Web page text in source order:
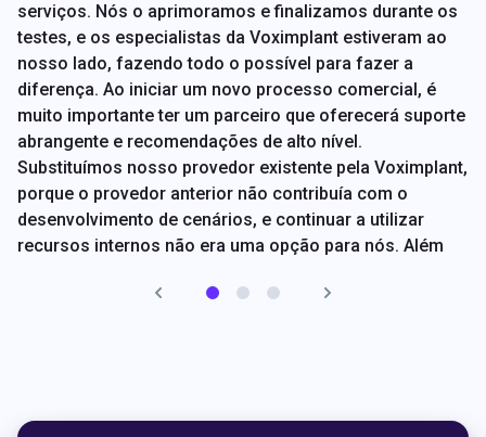
serviços. Nós o aprimoramos e finalizamos durante os
testes, e os especialistas da Voximplant estiveram ao
nosso lado, fazendo todo o possível para fazer a
diferença. Ao iniciar um novo processo comercial, é
muito importante ter um parceiro que oferecerá suporte
abrangente e recomendações de alto nível.
Substituímos nosso provedor existente pela Voximplant,
porque o provedor anterior não contribuía com o
desenvolvimento de cenários, e continuar a utilizar
recursos internos não era uma opção para nós. Além
testes A/B em vários países mostraram que a taxa de